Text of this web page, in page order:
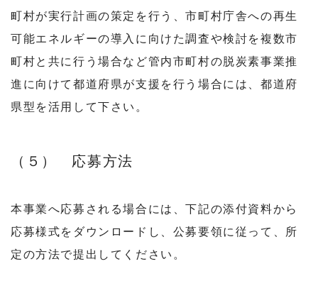
町村が実行計画の策定を行う、市町村庁舎への再生
可能エネルギーの導入に向けた調査や検討を複数市
町村と共に行う場合など管内市町村の脱炭素事業推
進に向けて都道府県が支援を行う場合には、都道府
県型を活用して下さい。
（５） 応募方法
本事業へ応募される場合には、下記の添付資料から
応募様式をダウンロードし、公募要領に従って、所
定の方法で提出してください。